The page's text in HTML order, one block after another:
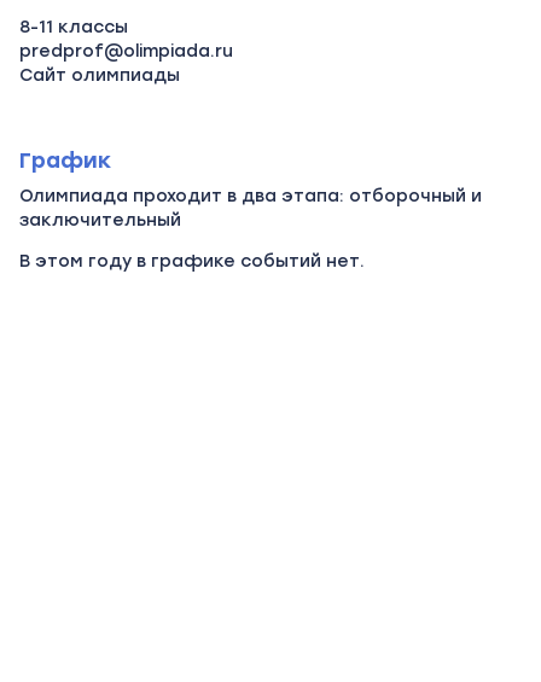
8-11 классы
predprof@olimpiada.ru
Сайт олимпиады
График
Олимпиада проходит в два этапа: отборочный и
заключительный
В этом году в графике событий нет.